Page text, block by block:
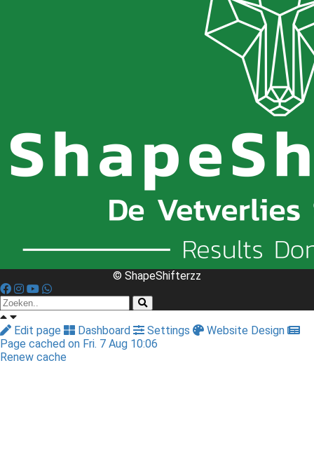
© ShapeShifterzz
Edit page Dashboard Settings
Website Design
Page cached on Fri. 7 Aug 10:06
Renew cache